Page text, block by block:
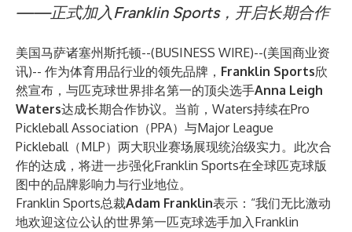
——正式加入Franklin Sports，开启长期合作
美国马萨诸塞州斯托顿--(BUSINESS WIRE)--(美国商业资
讯)-- 作为体育用品行业的领先品牌， Franklin Sports欣
然宣布，与匹克球世界排名第一的顶尖选手Anna Leigh
Waters达成长期合作协议。当前，Waters持续在Pro
Pickleball Association（PPA）与Major League
Pickleball（MLP）两大职业赛场展现统治级实力。此次合
作的达成，将进一步强化Franklin Sports在全球匹克球版
图中的品牌影响力与行业地位。
Franklin Sports总裁Adam Franklin表示：“我们无比激动
地欢迎这位公认的世界第一匹克球选手加入Franklin